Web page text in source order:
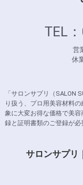
TEL
営
休
「サロンサプリ（SALON
り扱う、プロ用美容材料
象に大変お得な価格で美
録と証明書類のご登録が必
サロンサプリ